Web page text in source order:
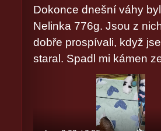
Dokonce dnešní váhy
Nelinka 776g. Jsou z
dobře prospívali, když
staral. Spadl mi kámen